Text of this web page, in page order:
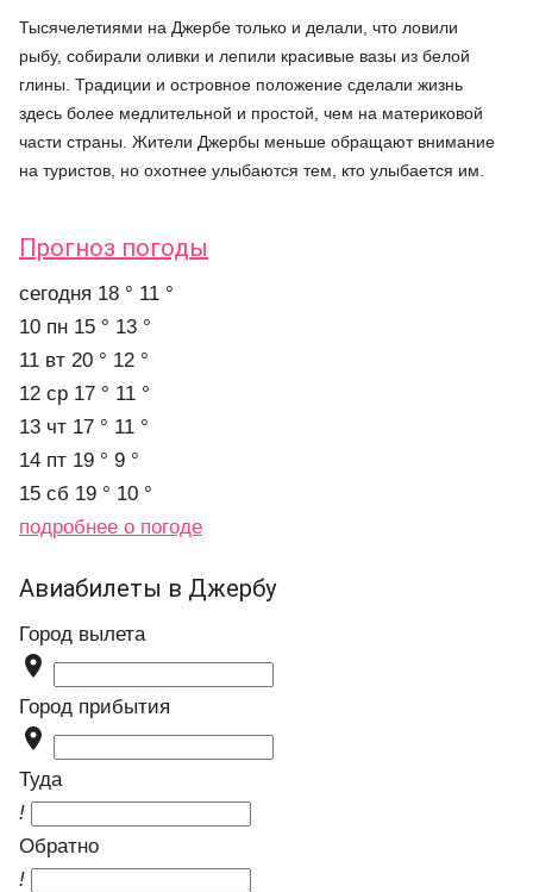
Тысячелетиями на Джербе только и делали, что ловили
рыбу, собирали оливки и лепили красивые вазы из белой
глины. Традиции и островное положение сделали жизнь
здесь более медлительной и простой, чем на материковой
части страны. Жители Джербы меньше обращают внимание
на туристов, но охотнее улыбаются тем, кто улыбается им.
Прогноз погоды
cегодня 18 ° 11 °
10 пн 15 ° 13 °
11 вт 20 ° 12 °
12 ср 17 ° 11 °
13 чт 17 ° 11 °
14 пт 19 ° 9 °
15 сб 19 ° 10 °
подробнее о погоде
Авиабилеты в Джербу
Город вылета

Город прибытия

Туда
!
Обратно
!